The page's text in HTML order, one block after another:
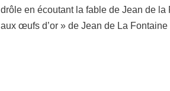
drôle en écoutant la fable de Jean de
aux œufs d’or » de Jean de La